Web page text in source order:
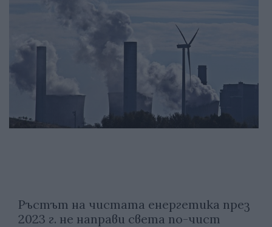
Ръстът на чистата енергетика през
2023 г. не направи света по-чист